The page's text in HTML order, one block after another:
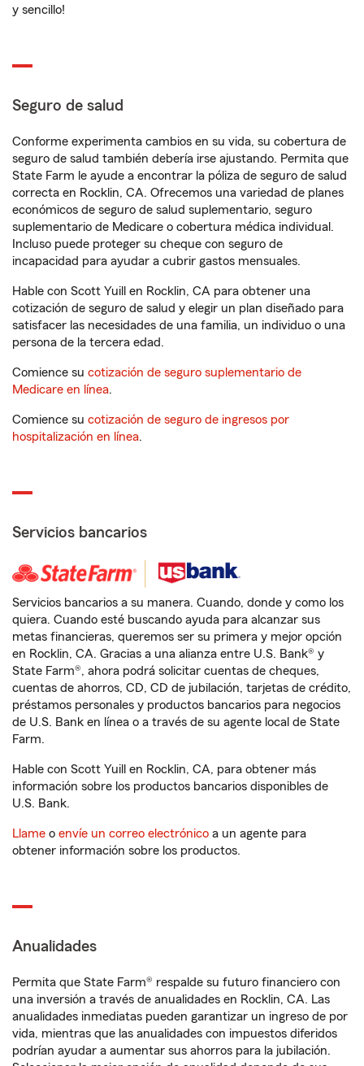
y sencillo!
Seguro de salud
Conforme experimenta cambios en su vida, su cobertura de
seguro de salud también debería irse ajustando. Permita que
State Farm le ayude a encontrar la póliza de seguro de salud
correcta en Rocklin, CA. Ofrecemos una variedad de planes
económicos de seguro de salud suplementario, seguro
suplementario de Medicare o cobertura médica individual.
Incluso puede proteger su cheque con seguro de
incapacidad para ayudar a cubrir gastos mensuales.
Hable con Scott Yuill en Rocklin, CA para obtener una
cotización de seguro de salud y elegir un plan diseñado para
satisfacer las necesidades de una familia, un individuo o una
persona de la tercera edad.
Comience su cotización de seguro suplementario de
Medicare en línea.
Comience su cotización de seguro de ingresos por
hospitalización en línea.
Servicios bancarios
Servicios bancarios a su manera. Cuando, donde y como los
quiera. Cuando esté buscando ayuda para alcanzar sus
metas financieras, queremos ser su primera y mejor opción
en Rocklin, CA. Gracias a una alianza entre U.S. Bank® y
State Farm®, ahora podrá solicitar cuentas de cheques,
cuentas de ahorros, CD, CD de jubilación, tarjetas de crédito,
préstamos personales y productos bancarios para negocios
de U.S. Bank en línea o a través de su agente local de State
Farm.
Hable con Scott Yuill en Rocklin, CA, para obtener más
información sobre los productos bancarios disponibles de
U.S. Bank.
Llame o envíe un correo electrónico a un agente para
obtener información sobre los productos.
Anualidades
Permita que State Farm® respalde su futuro financiero con
una inversión a través de anualidades en Rocklin, CA. Las
anualidades inmediatas pueden garantizar un ingreso de por
vida, mientras que las anualidades con impuestos diferidos
podrían ayudar a aumentar sus ahorros para la jubilación.